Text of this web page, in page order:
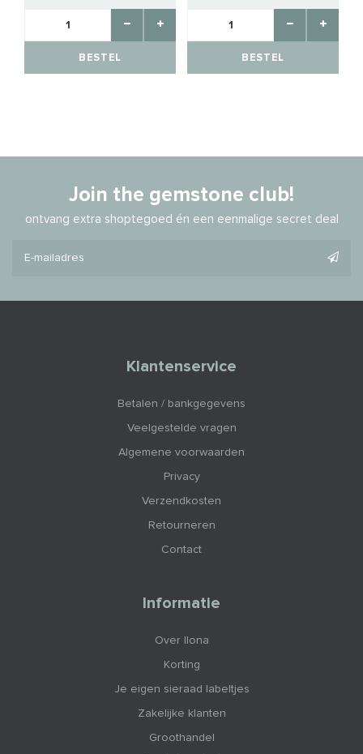
BESTEL BESTEL
Join the gemstone club!
ontvang extra shoptegoed én een eenmalige secret deal
Klantenservice
Betalen / bankgegevens
Veelgestelde vragen
Algemene voorwaarden
Privacy
Verzendkosten
Retourneren
Contact
Informatie
Over Ilona
Korting
Je eigen sieraad labeltjes
Zakelijke klanten
Groothandel